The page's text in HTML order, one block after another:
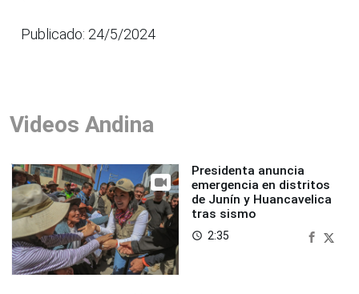
Publicado: 24/5/2024
Videos Andina
Presidenta anuncia
emergencia en distritos
de Junín y Huancavelica
tras sismo
access_time 2:35